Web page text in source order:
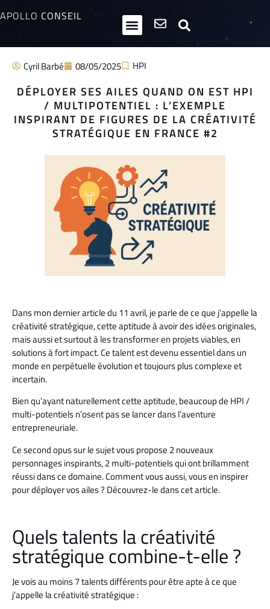
APOLLO CONSEIL
Cyril Barbé 08/05/2025 HPI
DÉPLOYER SES AILES QUAND ON EST HPI
/ MULTIPOTENTIEL : L’EXEMPLE
INSPIRANT DE FIGURES DE LA CRÉATIVITÉ
STRATÉGIQUE EN FRANCE #2
Dans mon dernier article du 11 avril, je parle de ce que j’appelle la
créativité stratégique, cette aptitude à avoir des idées originales,
mais aussi et surtout à les transformer en projets viables, en
solutions à fort impact. Ce talent est devenu essentiel dans un
monde en perpétuelle évolution et toujours plus complexe et
incertain.
Bien qu’ayant naturellement cette aptitude, beaucoup de HPI /
multi-potentiels n’osent pas se lancer dans l’aventure
entrepreneuriale.
Ce second opus sur le sujet vous propose 2 nouveaux
personnages inspirants, 2 multi-potentiels qui ont brillamment
réussi dans ce domaine. Comment vous aussi, vous en inspirer
pour déployer vos ailes ? Découvrez-le dans cet article.
Quels talents la créativité
stratégique combine-t-elle ?
Je vois au moins 7 talents différents pour être apte à ce que
j’appelle la créativité stratégique :